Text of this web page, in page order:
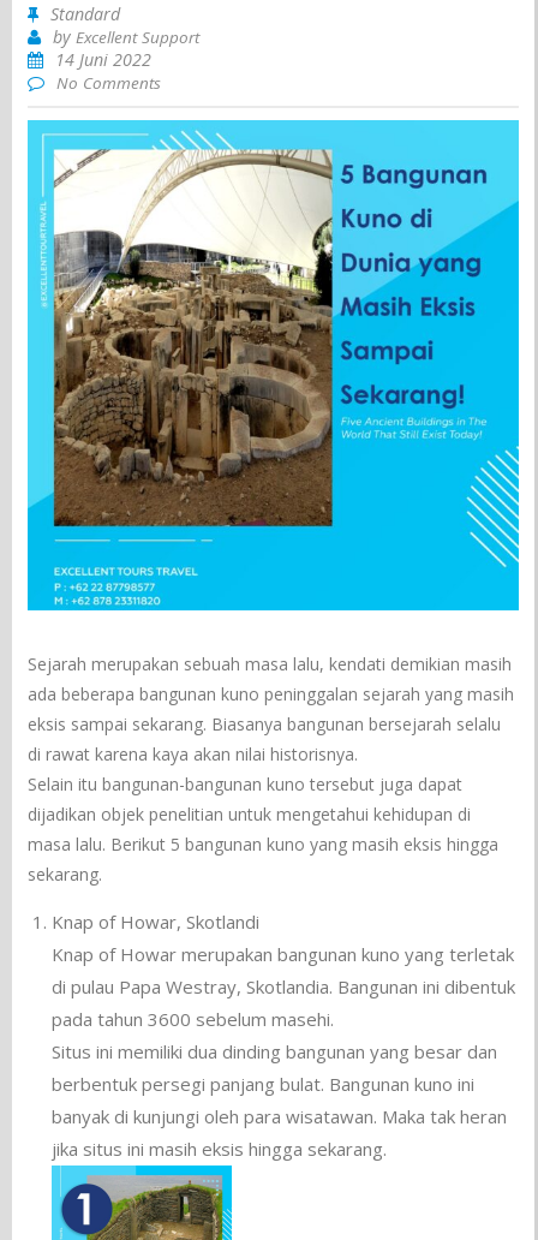
Standard
byExcellent Support
14 Juni 2022
No Comments
Sejarah merupakan sebuah masa lalu, kendati demikian masih
ada beberapa bangunan kuno peninggalan sejarah yang masih
eksis sampai sekarang. Biasanya bangunan bersejarah selalu
di rawat karena kaya akan nilai historisnya.
Selain itu bangunan-bangunan kuno tersebut juga dapat
dijadikan objek penelitian untuk mengetahui kehidupan di
masa lalu. Berikut 5 bangunan kuno yang masih eksis hingga
sekarang.
Knap of Howar, Skotlandi
Knap of Howar merupakan bangunan kuno yang terletak
di pulau Papa Westray, Skotlandia. Bangunan ini dibentuk
pada tahun 3600 sebelum masehi.
Situs ini memiliki dua dinding bangunan yang besar dan
berbentuk persegi panjang bulat. Bangunan kuno ini
banyak di kunjungi oleh para wisatawan. Maka tak heran
jika situs ini masih eksis hingga sekarang.